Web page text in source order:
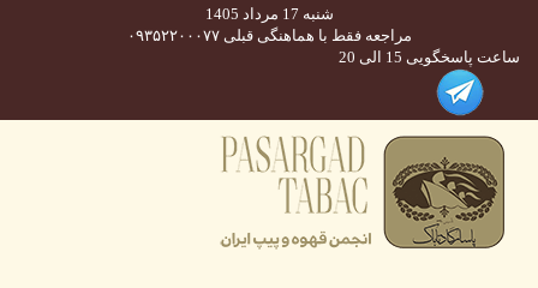
مراجعه فقط با هماهنگی قبلی ۰۹۳۵۲۲۰۰۰۷۷
پاسخگویی 15 الی 20